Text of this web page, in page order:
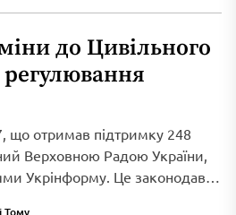
до Цивільного
що отримав підтримку 248
Верховною Радою України,
Укрінформу. Це законодавче